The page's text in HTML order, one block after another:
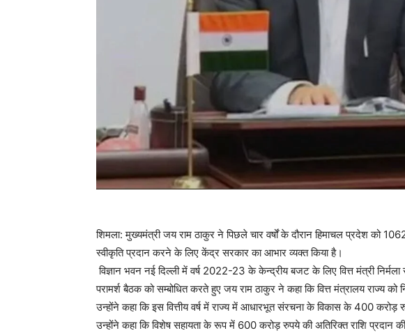
शिमला: मुख्यमंत्री जय राम ठाकुर ने पिछले चार वर्षों के दौरान हिमाचल प्रदेश को
स्वीकृति प्रदान करने के लिए केंद्र सरकार का आभार व्यक्त किया है।
विज्ञान भवन नई दिल्ली में वर्ष 2022-23 के केन्द्रीय बजट के लिए वित्त मंत्री
परामर्श बैठक को सम्बोधित करते हुए जय राम ठाकुर ने कहा कि वित्त मंत्रालय राज्य को
उन्होंने कहा कि इस वित्तीय वर्ष में राज्य में आधारभूत संरचना के विकास के 400
उन्होंने कहा कि विशेष सहायता के रूप में 600 करोड़ रुपये की अतिरिक्त राशि प्रदान